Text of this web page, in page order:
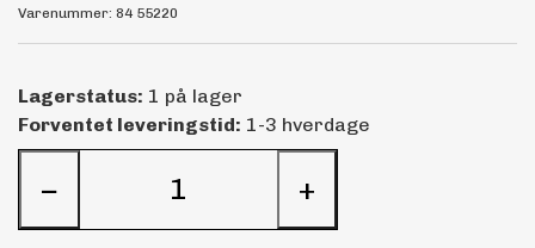
Varenummer: 84 55220
Lagerstatus: 1 på lager
Forventet leveringstid: 1-3 hverdage
− +